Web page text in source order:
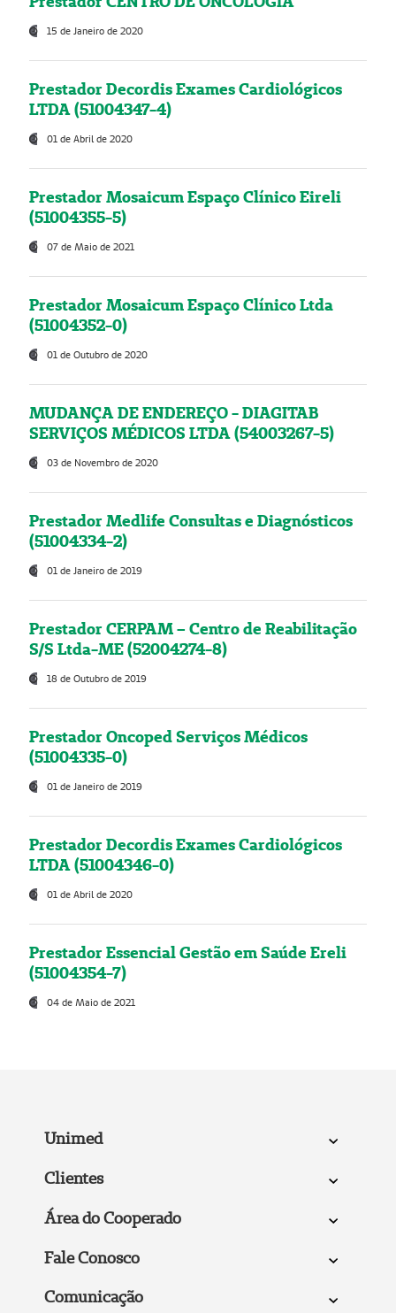
15 de Janeiro de 2020
Prestador Decordis Exames Cardiológicos
LTDA (51004347-4)
01 de Abril de 2020
Prestador Mosaicum Espaço Clínico Eireli
(51004355-5)
07 de Maio de 2021
Prestador Mosaicum Espaço Clínico Ltda
(51004352-0)
01 de Outubro de 2020
MUDANÇA DE ENDEREÇO - DIAGITAB
SERVIÇOS MÉDICOS LTDA (54003267-5)
03 de Novembro de 2020
Prestador Medlife Consultas e Diagnósticos
(51004334-2)
01 de Janeiro de 2019
Prestador CERPAM – Centro de Reabilitação
S/S Ltda-ME (52004274-8)
18 de Outubro de 2019
Prestador Oncoped Serviços Médicos
(51004335-0)
01 de Janeiro de 2019
Prestador Decordis Exames Cardiológicos
LTDA (51004346-0)
01 de Abril de 2020
Prestador Essencial Gestão em Saúde Ereli
(51004354-7)
04 de Maio de 2021
Unimed
Clientes
Área do Cooperado
Fale Conosco
Comunicação